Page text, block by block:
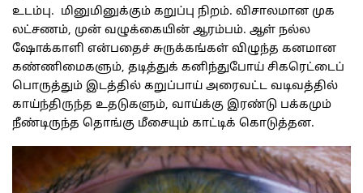
உடம்பு. மினுமினுக்கும் கறுப்பு நிறம். விசாலமான முக
லட்சணம், முன் வழுக்கையின் ஆரம்பம். ஆள் நல்ல
ஷோக்காளி என்பதைச் சுருக்கங்கள் விழுந்த கனமான
கண்ணிமைகளும், தடித்துக் கனிந்துபோய் சிகரெட்டைப்
பொருத்தும் இடத்தில் கறுப்பாய் அரைவட்ட வடிவத்தில்
காய்ந்திருந்த உதடுகளும், வாய்க்கு இரண்டு பக்கமும்
நீண்டிருந்த தொங்கு மீசையும் காட்டிக் கொடுத்தன.